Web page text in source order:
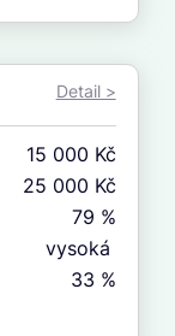
Detail >
15 000 Kč
25 000 Kč
79 %
vysoká
33 %